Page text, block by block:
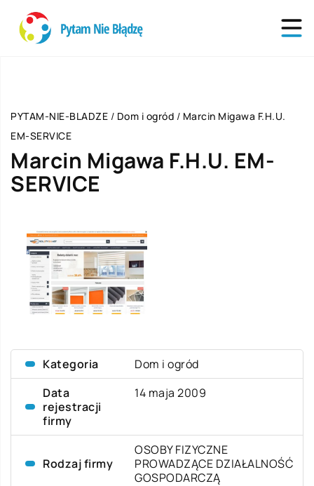
PYTAM-NIE-BLADZE / Dom i ogród / Marcin Migawa F.H.U.
EM-SERVICE
Marcin Migawa F.H.U. EM-
SERVICE
Kategoria
Dom i ogród
Data
rejestracji
firmy
14 maja 2009
Rodzaj firmy
OSOBY FIZYCZNE
PROWADZĄCE DZIAŁALNOŚĆ
GOSPODARCZĄ